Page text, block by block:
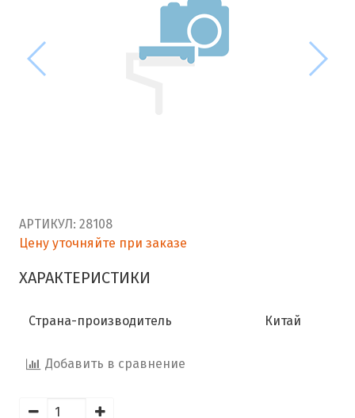
АРТИКУЛ: 28108
Цену уточняйте при заказе
ХАРАКТЕРИСТИКИ
Страна-производитель Китай
Добавить в сравнение